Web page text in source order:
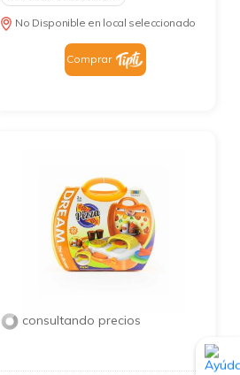
No Disponible en local seleccionado
Comprar
consultando precios